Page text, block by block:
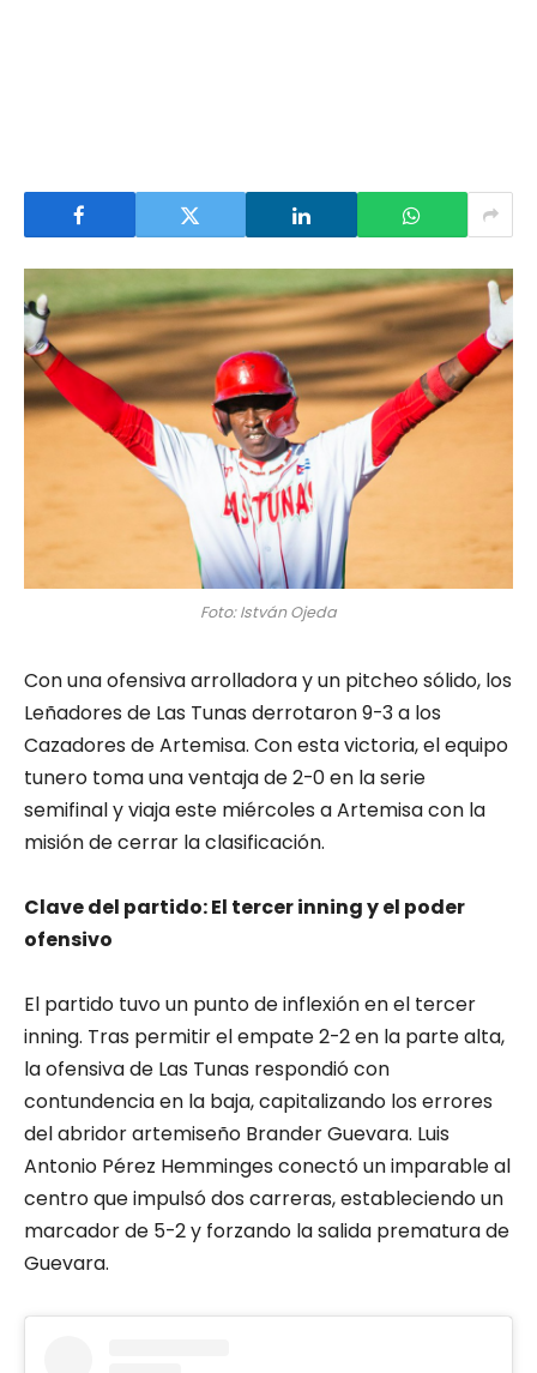
Foto: István Ojeda
Con una ofensiva arrolladora y un pitcheo sólido, los
Leñadores de Las Tunas derrotaron 9-3 a los
Cazadores de Artemisa. Con esta victoria, el equipo
tunero toma una ventaja de 2-0 en la serie
semifinal y viaja este miércoles a Artemisa con la
misión de cerrar la clasificación.
Clave del partido: El tercer inning y el poder
ofensivo
El partido tuvo un punto de inflexión en el tercer
inning. Tras permitir el empate 2-2 en la parte alta,
la ofensiva de Las Tunas respondió con
contundencia en la baja, capitalizando los errores
del abridor artemiseño Brander Guevara. Luis
Antonio Pérez Hemminges conectó un imparable al
centro que impulsó dos carreras, estableciendo un
marcador de 5-2 y forzando la salida prematura de
Guevara.